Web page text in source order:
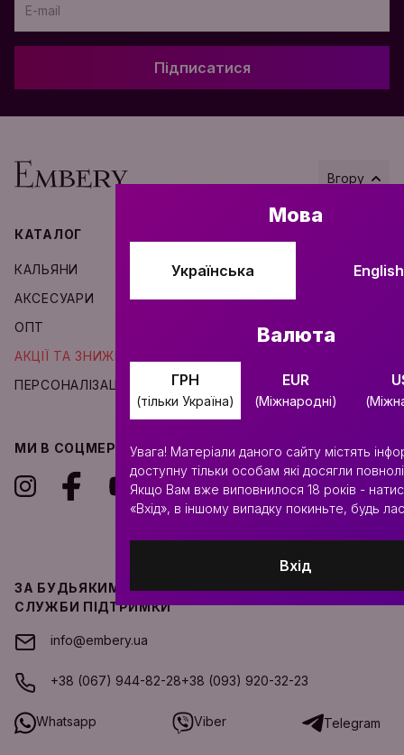
Підписатися
КАТАЛОГ
КАЛЬЯНИ
АКСЕСУАРИ
ОПТ
АКЦІЇ ТА ЗНИЖКИ
ПЕРСОНАЛІЗАЦІЯ
ПРО НАС
ДОСТАВКА ТА ОПЛАТА
КОНТАКТИ
МИ В СОЦМЕРЕЖАХ МЕТОДИ ОПЛАТИ
ЗА БУДЬЯКИМИ ПИТАННЯМИ ЗВЕРТАЙТЕСЬ ДО
СЛУЖБИ ПІДТРИМКИ
info@embery.ua
+38 (067) 944-82-28+38 (093) 920-32-23
Whatsapp Viber Telegram
Вгору
Мова
Українська English
Валюта
ГРН
(тільки Україна)
EUR
(Міжнародні)
Увага! Матеріали даного сайту містять
доступну тільки особам які досягли
Якщо Вам вже виповнилося 18 років -
«Вхід», в іншому випадку покиньте, будь
Вхід